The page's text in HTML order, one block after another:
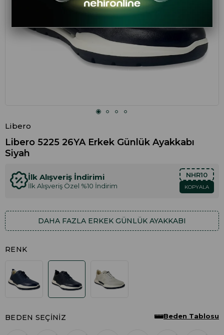
Libero
Libero 5225 26YA Erkek Günlük Ayakkabı
Siyah
İlk Alışveriş İndirimi
İlk Alışveriş Özel %10 İndirim
NHR10
KOPYALA
DAHA FAZLA ERKEK GÜNLÜK AYAKKABI
RENK
BEDEN SEÇINIZ Beden Tablosu